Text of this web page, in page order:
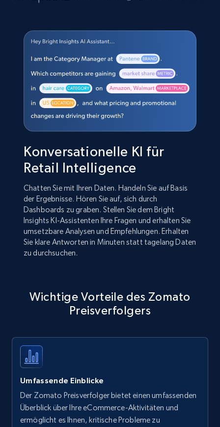
Konversationelle KI für
Retail Intelligence
Chatten Sie mit Ihren Daten. Handeln Sie auf Basis
der Ergebnisse. Hören Sie auf, sich durch
Dashboards zu graben. Stellen Sie dem Bright
Insights KI-Assistenten Ihre Fragen und erhalten Sie
umsetzbare Analysen und Empfehlungen. Erhalten
Sie klare Antworten in Minuten statt tagelang Daten
zu durchsuchen.
Wichtige Vorteile des Zomato
Preisverfolgers
Umfassende Einblicke
Der Zomato Preisverfolger bietet einen umfassenden
Überblick über Ihre eCommerce-Aktivitäten und
ermöglicht es Ihnen, kritische Probleme zu